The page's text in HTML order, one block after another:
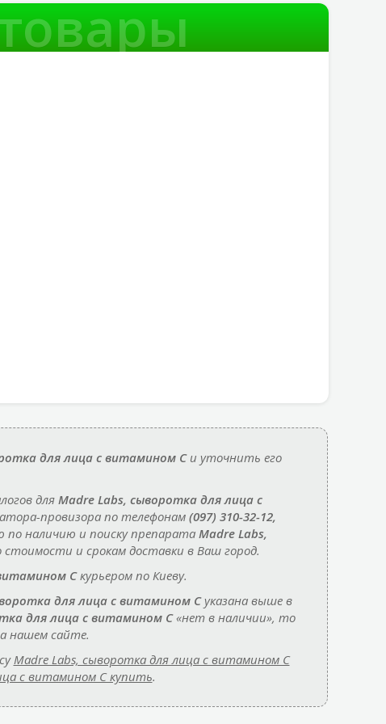
для лица с витамином Cи уточнить его
для Madre Labs, сыворотка для лица с
провизора по телефонам (097) 310-32-12,
наличию и поиску препарата Madre Labs,
и срокам доставки в Ваш город.
Cкурьером по Киеву.
для лица с витамином Cуказана выше в
для лица с витамином C«нет в наличии», то
нашем сайте.
Madre Labs, сыворотка для лица с витамином C
с витамином C купить.